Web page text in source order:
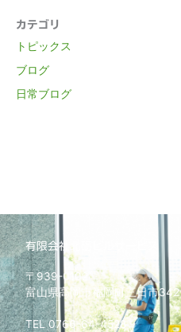
カテゴリ
トピックス
ブログ
日常ブログ
有限会社北砺ビルサービス
〒939-0102
富山県高岡市福岡町三日市342
TEL 0766-64-4528